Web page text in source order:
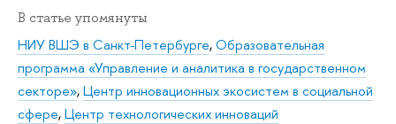
В статье упомянуты
НИУ ВШЭ в Санкт-Петербурге,Образовательная
программа «Управление и аналитика в государственном
секторе»,Центр инновационных экосистем в социальной
сфере,Центр технологических инноваций